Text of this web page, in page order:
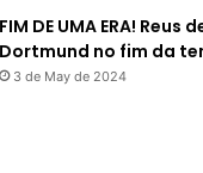
FIM DE UMA ERA!
Dortmund no fim da
3 de May de 2024